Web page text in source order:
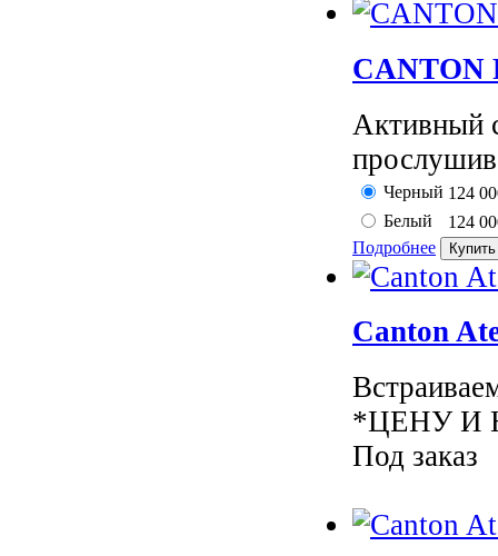
CANTON
Активный
Черный 124
Белый
124
Подробнее
Canton
*ЦЕНУ И
Под заказ